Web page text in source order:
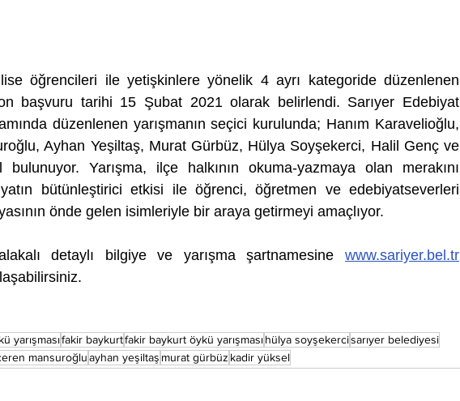
öğrencileri ile yetişkinlere yönelik 4 ayrı kategoride düzenlenen
başvuru tarihi 15 Şubat 2021 olarak belirlendi. Sarıyer Edebiyat
düzenlenen yarışmanın seçici kurulunda; Hanım Karavelioğlu,
Ayhan Yeşiltaş, Murat Gürbüz, Hülya Soyşekerci, Halil Genç ve
bulunuyor. Yarışma, ilçe halkının okuma-yazmaya olan merakını
bütünleştirici etkisi ile öğrenci, öğretmen ve edebiyatseverleri
önde gelen isimleriyle bir araya getirmeyi amaçlıyor.
detaylı bilgiye ve yarışma şartnamesine www.sariyer.bel.tr
yarışmasıfakir baykurtfakir baykurt öykü yarışmasıhülya soyşekercisarıyer belediyesi
mansuroğluayhan yeşiltaş murat gürbüz kadir yüksel